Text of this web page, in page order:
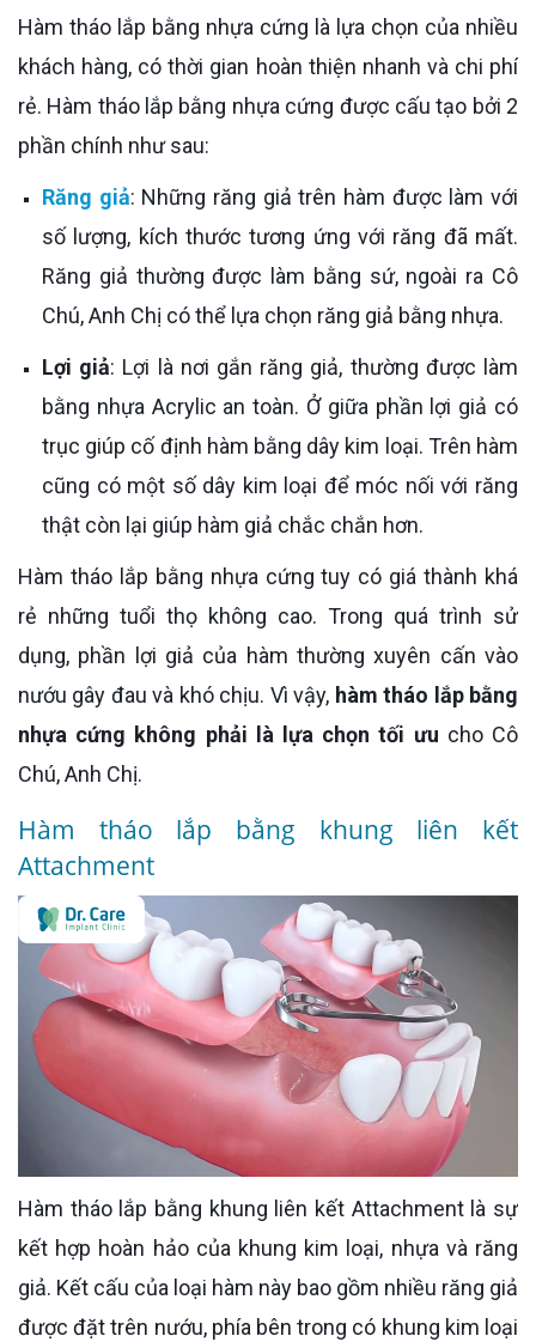
Hàm tháo lắp bằng nhựa cứng là lựa chọn của nhiều
khách hàng, có thời gian hoàn thiện nhanh và chi phí
rẻ. Hàm tháo lắp bằng nhựa cứng được cấu tạo bởi 2
phần chính như sau:
Răng giả: Những răng giả trên hàm được làm với
số lượng, kích thước tương ứng với răng đã mất.
Răng giả thường được làm bằng sứ, ngoài ra Cô
Chú, Anh Chị có thể lựa chọn răng giả bằng nhựa.
Lợi giả: Lợi là nơi gắn răng giả, thường được làm
bằng nhựa Acrylic an toàn. Ở giữa phần lợi giả có
trục giúp cố định hàm bằng dây kim loại. Trên hàm
cũng có một số dây kim loại để móc nối với răng
thật còn lại giúp hàm giả chắc chắn hơn.
Hàm tháo lắp bằng nhựa cứng tuy có giá thành khá
rẻ những tuổi thọ không cao. Trong quá trình sử
dụng, phần lợi giả của hàm thường xuyên cấn vào
nướu gây đau và khó chịu. Vì vậy, hàm tháo lắp bằng
nhựa cứng không phải là lựa chọn tối ưu cho Cô
Chú, Anh Chị.
Hàm tháo lắp bằng khung liên kết
Attachment
Hàm tháo lắp bằng khung liên kết Attachment là sự
kết hợp hoàn hảo của khung kim loại, nhựa và răng
giả. Kết cấu của loại hàm này bao gồm nhiều răng giả
được đặt trên nướu, phía bên trong có khung kim loại